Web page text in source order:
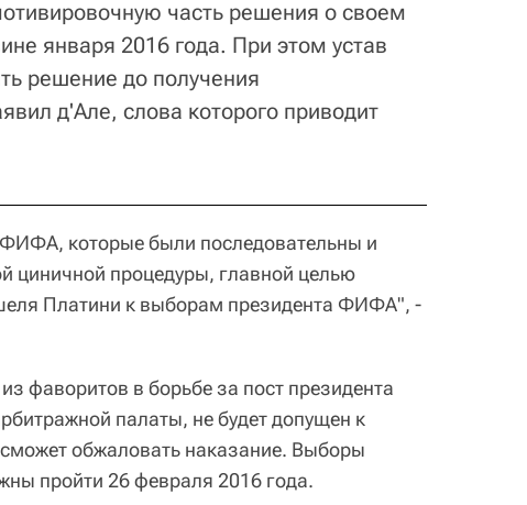
часть решения о своем
января 2016 года. При этом устав
решение до получения
д'Але, слова которого приводит
которые были последовательны и
циничной процедуры, главной целью
Платини к выборам президента ФИФА", -
фаворитов в борьбе за пост президента
палаты, не будет допущен к
обжаловать наказание. Выборы
пройти 26 февраля 2016 года.